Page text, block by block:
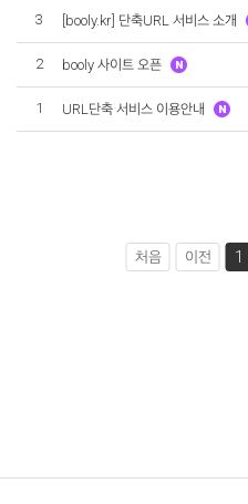
3 [booly.kr] 단축URL 서비스 소개
2 booly 사이트 오픈
1 URL단축 서비스 이용안내
처음 이전 1